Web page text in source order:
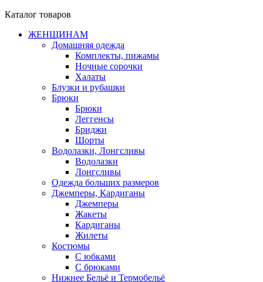
Каталог товаров
ЖЕНЩИНАМ
Домашняя одежда
Комплекты, пижамы
Ночные сорочки
Халаты
Блузки и рубашки
Брюки
Брюки
Леггенсы
Бриджи
Шорты
Водолазки, Лонгсливы
Водолазки
Лонгсливы
Одежда больших размеров
Джемперы, Кардиганы
Джемперы
Жакеты
Кардиганы
Жилеты
Костюмы
С юбками
С брюками
Нижнее Бельё и Термобельё